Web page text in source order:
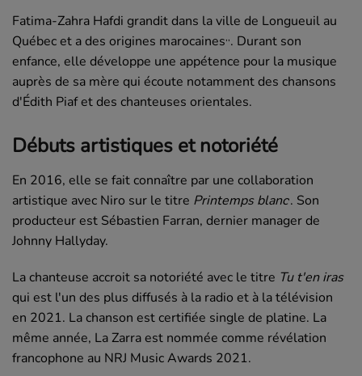
Fatima-Zahra Hafdi grandit dans la ville de Longueuil au
Québec et a des origines marocaines,,. Durant son
enfance, elle développe une appétence pour la musique
auprès de sa mère qui écoute notamment des chansons
d'Édith Piaf et des chanteuses orientales.
Débuts artistiques et notoriété
En 2016, elle se fait connaître par une collaboration
artistique avec Niro sur le titre Printemps blanc,. Son
producteur est Sébastien Farran, dernier manager de
Johnny Hallyday.
La chanteuse accroit sa notoriété avec le titre Tu t'en iras
qui est l'un des plus diffusés à la radio et à la télévision
en 2021. La chanson est certifiée single de platine. La
même année, La Zarra est nommée comme révélation
francophone au NRJ Music Awards 2021.